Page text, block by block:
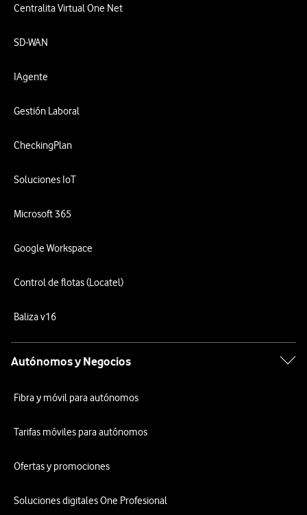
Centralita Virtual One Net
SD-WAN
IAgente
Gestión Laboral
CheckingPlan
Soluciones IoT
Microsoft 365
Google Workspace
Control de flotas (Locatel)
Baliza v16
Autónomos y Negocios
Fibra y móvil para autónomos
Tarifas móviles para autónomos
Ofertas y promociones
Soluciones digitales One Profesional